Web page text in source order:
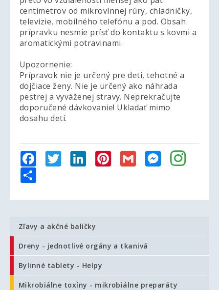
centimetrov od mikrovlnnej rúry, chladničky,
televízie, mobilného telefónu a pod. Obsah
prípravku nesmie prísť do kontaktu s kovmi a
aromatickými potravinami.
Upozornenie:
Prípravok nie je určený pre deti, tehotné a
dojčiace ženy. Nie je určený ako náhrada
pestrej a vyváženej stravy. Neprekračujte
doporučené dávkovanie! Ukladať mimo
dosahu detí.
FacebookTwitterLinkedInPinterest
Gmail Messenger
Zľavy a akčné balíčky
Dreny - jednotlivé orgány a tkanivá
Bylinné tablety - Helpy
Mikrobiálne toxíny - mikrobiálne preparáty